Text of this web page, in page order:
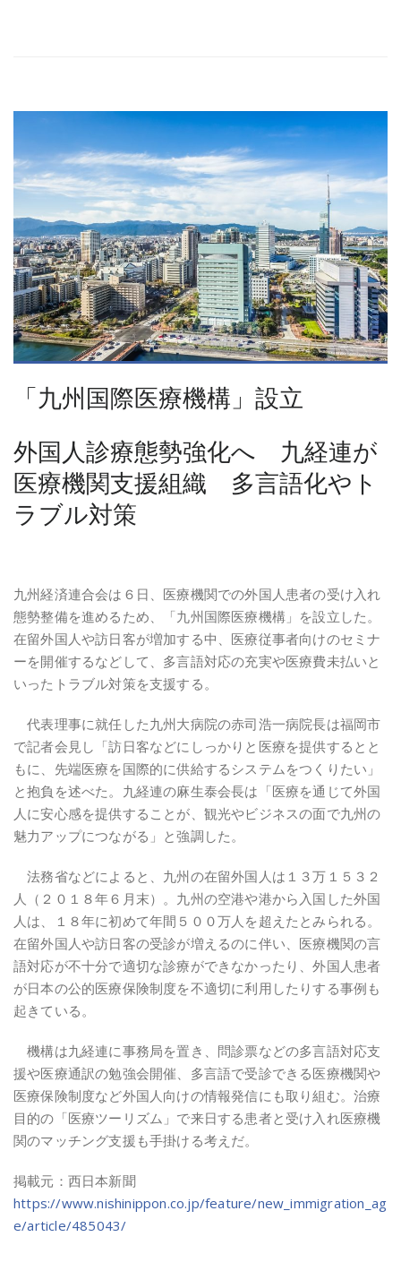
「九州国際医療機構」設立
外国人診療態勢強化へ 九経連が
医療機関支援組織 多言語化やト
ラブル対策
九州経済連合会は６日、医療機関での外国人患者の受け入れ
態勢整備を進めるため、「九州国際医療機構」を設立した。
在留外国人や訪日客が増加する中、医療従事者向けのセミナ
ーを開催するなどして、多言語対応の充実や医療費未払いと
いったトラブル対策を支援する。
代表理事に就任した九州大病院の赤司浩一病院長は福岡市
で記者会見し「訪日客などにしっかりと医療を提供するとと
もに、先端医療を国際的に供給するシステムをつくりたい」
と抱負を述べた。九経連の麻生泰会長は「医療を通じて外国
人に安心感を提供することが、観光やビジネスの面で九州の
魅力アップにつながる」と強調した。
法務省などによると、九州の在留外国人は１３万１５３２
人（２０１８年６月末）。九州の空港や港から入国した外国
人は、１８年に初めて年間５００万人を超えたとみられる。
在留外国人や訪日客の受診が増えるのに伴い、医療機関の言
語対応が不十分で適切な診療ができなかったり、外国人患者
が日本の公的医療保険制度を不適切に利用したりする事例も
起きている。
機構は九経連に事務局を置き、問診票などの多言語対応支
援や医療通訳の勉強会開催、多言語で受診できる医療機関や
医療保険制度など外国人向けの情報発信にも取り組む。治療
目的の「医療ツーリズム」で来日する患者と受け入れ医療機
関のマッチング支援も手掛ける考えだ。
掲載元：西日本新聞
https://www.nishinippon.co.jp/feature/new_immigration_ag
e/article/485043/